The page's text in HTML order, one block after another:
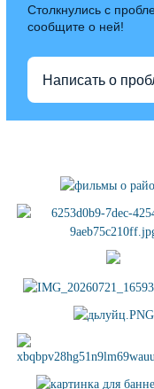
Столкнулись с
сообщите о ней!
Написать о